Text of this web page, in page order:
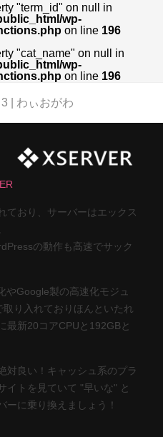
"term_id" on null in
wp-
on line 196
"cat_name" on null in
wp-
on line 196
3 | わぃおがわ
ており、サーバーはエックス
の動作も高速でサック
やGoogle製の高速化モジュ
り入れておりほんといたれ
最新20コアCPUと192GBと
対良い！キャッシュ系のプラ
イトを見ていて "早いな" と
ーに乗り換えましょう！